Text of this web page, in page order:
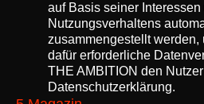
auf Basis seiner
Nutzungsverhaltens
zusammengestellt
dafür erforderliche
THE AMBITION den
Datenschutzerklärung.